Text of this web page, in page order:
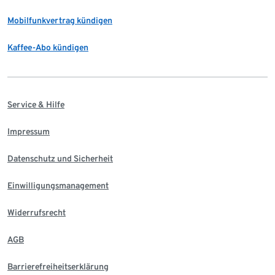
Mobilfunkvertrag kündigen
Kaffee-Abo kündigen
Service & Hilfe
Impressum
Datenschutz und Sicherheit
Einwilligungsmanagement
Widerrufsrecht
AGB
Barrierefreiheitserklärung